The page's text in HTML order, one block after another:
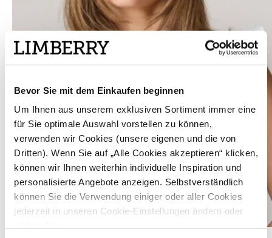
Bevor Sie mit dem Einkaufen beginnen
Um Ihnen aus unserem exklusiven Sortiment immer eine
für Sie optimale Auswahl vorstellen zu können,
verwenden wir Cookies (unsere eigenen und die von
Dritten). Wenn Sie auf „Alle Cookies akzeptieren“ klicken,
können wir Ihnen weiterhin individuelle Inspiration und
personalisierte Angebote anzeigen. Selbstverständlich
können Sie die Verwendung einiger oder aller Cookies
jederzeit in unseren Cookie-Einstellungen ändern oder